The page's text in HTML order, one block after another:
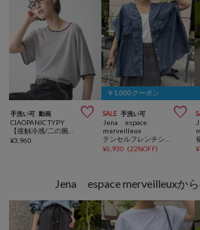
手洗い可 動画 
CIAOPANIC TYPY
¥3,960
￥1,000クーポン
SALE 手洗い可 
Jena espace
merveilleux
¥6,930 (22%OFF)
¥
Jena espace merveilleuxか